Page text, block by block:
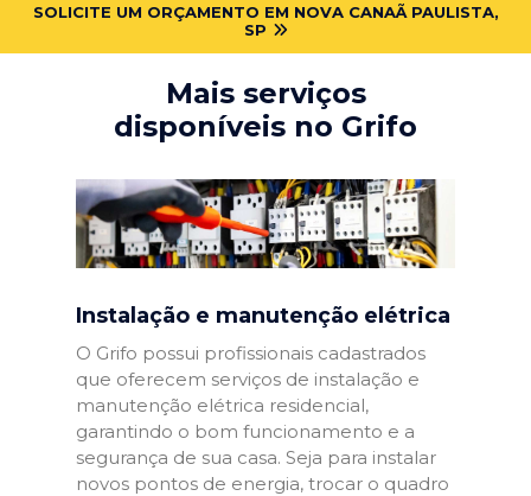
SOLICITE UM ORÇAMENTO EM NOVA CANAÃ PAULISTA,
SP
Mais serviços
disponíveis no Grifo
Instalação e manutenção elétrica
O Grifo possui profissionais cadastrados
que oferecem serviços de instalação e
manutenção elétrica residencial,
garantindo o bom funcionamento e a
segurança de sua casa. Seja para instalar
novos pontos de energia, trocar o quadro